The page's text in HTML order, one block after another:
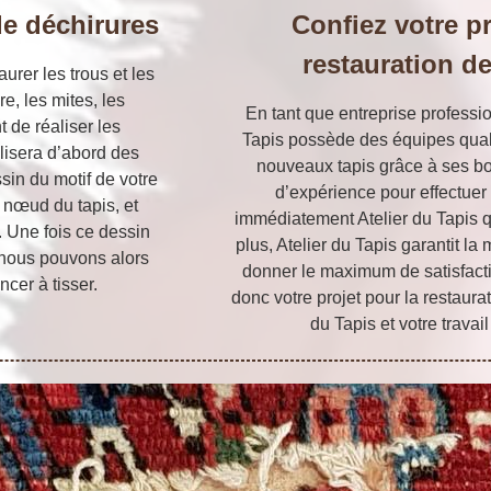
déchirures
les trous et les
les mites, les
de réaliser les
d’abord des
du motif de votre
nœud du tapis, et
Une fois ce dessin
pouvons alors
à tisser.
Confiez votre
restauration
En tant que entreprise
Tapis possède des équipes
nouveaux tapis grâce à ses
d’expérience pour
immédiatement Atelier du Tapis
plus, Atelier du Tapis garantit la
donner le maximum de
donc votre projet pour la
du Tapis et votre